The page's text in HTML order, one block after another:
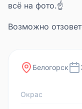
всё на фото.☝️
Возможно
Белогорск
Окрас